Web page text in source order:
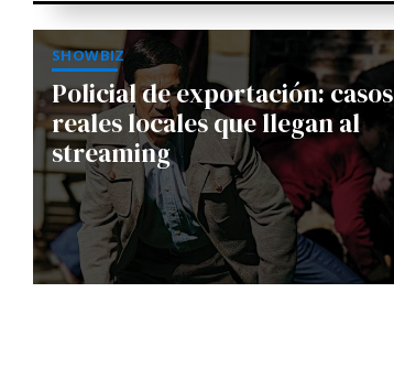
SHOWBIZ
Policial de exportación: casos
reales locales que llegan al
streaming